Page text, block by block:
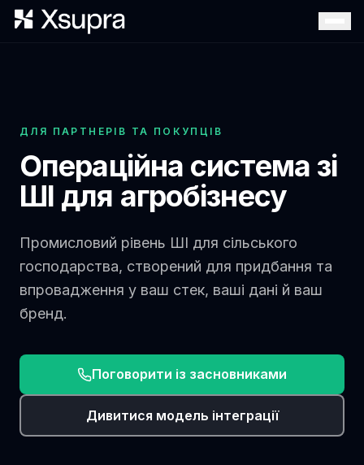
ДЛЯ ПАРТНЕРІВ ТА ПОКУПЦІВ
Операційна система зі
ШІ для агробізнесу
Промисловий рівень ШІ для сільського
господарства, створений для придбання та
впровадження у ваш стек, ваші дані й ваш
бренд.
Поговорити із засновниками
Дивитися модель інтеграції